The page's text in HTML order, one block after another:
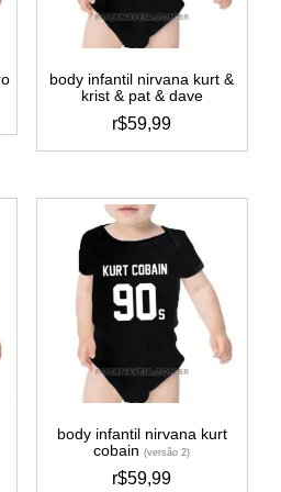
na
página
produto
body infantil nirvana kurt &
krist & pat & dave
r$59,99
este
tem
várias
variantes.
as
opções
podem
escolhidas
na
página
produto
body infantil nirvana kurt
cobain(versão 2)
r$59,99